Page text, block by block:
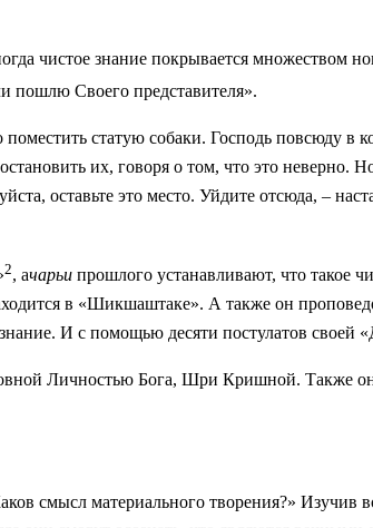
чистое знание покрывается множеством
пошлю Своего представителя».
статую собаки. Господь повсюду в
их, говоря о том, что это неверно.
оставьте это место. Уйдите отсюда, –
2, ачарьи прошлого устанавливают, что такое
в «Шикшаштаке». А также он
И с помощью десяти постулатов своей
Личностью Бога, Шри Кришной. Также он
смысл материального творения?» Изучив